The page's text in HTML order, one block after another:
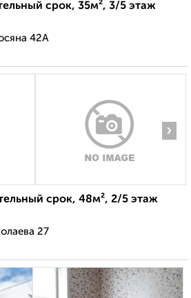
срок, 35м², 3/5 этаж
42А
›
срок, 48м², 2/5 этаж
27